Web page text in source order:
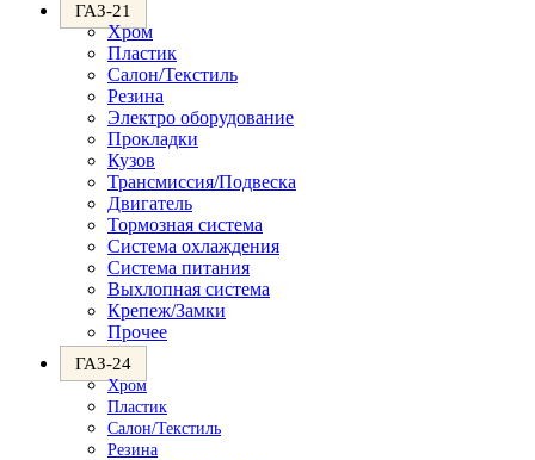
ГАЗ-21
Хром
Пластик
Салон/Текстиль
Резина
Электро оборудование
Прокладки
Кузов
Трансмиссия/Подвеска
Двигатель
Тормозная система
Система охлаждения
Система питания
Выхлопная система
Крепеж/Замки
Прочее
ГАЗ-24
Хром
Пластик
Салон/Текстиль
Резина